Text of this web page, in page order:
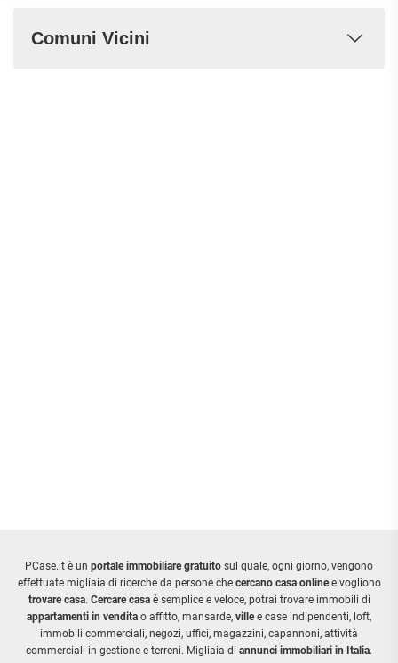
Comuni Vicini
PCase.it è un portale immobiliare gratuito sul quale, ogni giorno, vengono
effettuate migliaia di ricerche da persone che cercano casa onlinee vogliono
trovare casa. Cercare casaè semplice e veloce, potrai trovare immobili di
appartamenti in vendita o affitto, mansarde, villee case indipendenti, loft,
immobili commerciali, negozi, uffici, magazzini, capannoni, attività
commerciali in gestione e terreni. Migliaia di annunci immobiliari in Italia.